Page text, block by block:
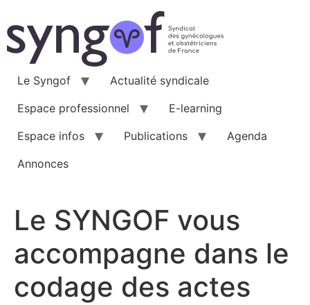
au
contenu
Le Syngof
Actualité syndicale
Espace professionnel
E-learning
Espace infos
Publications
Agenda
Annonces
Le SYNGOF vous
accompagne dans le
codage des actes